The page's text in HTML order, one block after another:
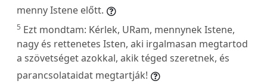
menny Istene előtt.
5 Ezt mondtam: Kérlek, URam, mennynek Istene,
nagy és rettenetes Isten, aki irgalmasan megtartod
a szövetséget azokkal, akik téged szeretnek, és
parancsolataidat megtartják!